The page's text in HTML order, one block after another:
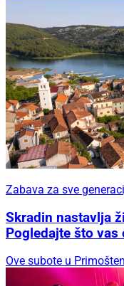
Zabava za sve
Skradin nastavlja
Pogledajte što
Ove subote u